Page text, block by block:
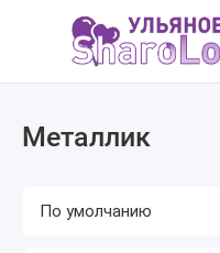
Металлик